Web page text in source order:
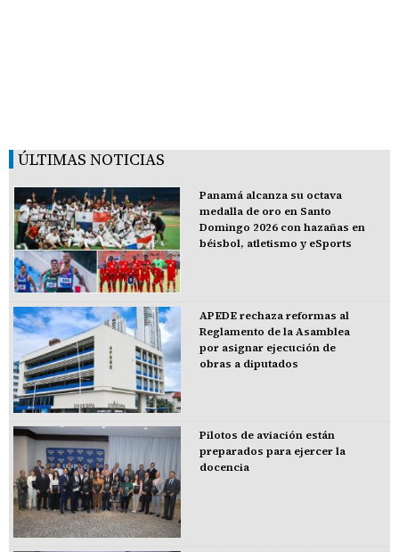
ÚLTIMAS NOTICIAS
Panamá alcanza su octava
medalla de oro en Santo
Domingo 2026 con hazañas en
béisbol, atletismo y eSports
APEDE rechaza reformas al
Reglamento de la Asamblea
por asignar ejecución de
obras a diputados
Pilotos de aviación están
preparados para ejercer la
docencia